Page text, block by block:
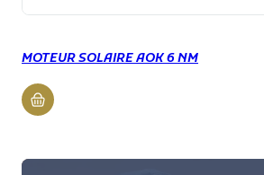
MOTEUR SOLAIRE AOK 6 NM